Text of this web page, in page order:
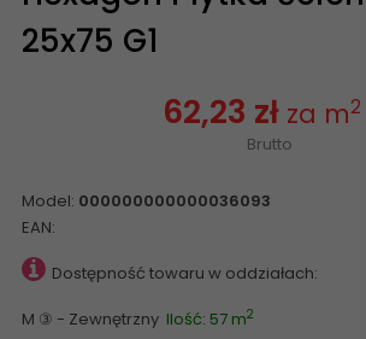
25x75 G1
62,23 zł za m2
Brutto
Model: 000000000000036093
EAN:
Dostępność towaru w oddziałach:
M ③ - Zewnętrzny Ilość: 57 m2